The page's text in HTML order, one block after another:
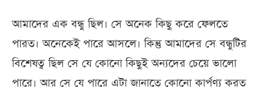
আমাদের এক বন্ধু ছিল। সে অনেক কিছু করে ফেলতে
পারত। অনেকেই পারে আসলে। কিন্তু আমাদের সে বন্ধুটির
বিশেষত্ব ছিল সে যে কোনো কিছুই অন্যদের চেয়ে ভালো
পারে। আর সে যে পারে এটা জানাতে কোনো কার্পণ্য করত